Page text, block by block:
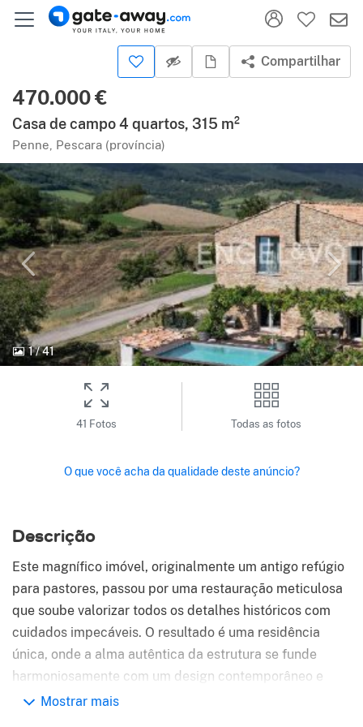
Compartilhar
470.000 €
Casa de campo 4 quartos, 315 m²
Penne, Pescara (província)
1/41
41 Fotos Todas as fotos
O que você acha da qualidade deste anúncio?
Descrição
Este magnífico imóvel, originalmente um antigo refúgio
para pastores, passou por uma restauração meticulosa
que soube valorizar todos os detalhes históricos com
cuidados impecáveis. O resultado é uma residência
única, onde a alma autêntica da estrutura se funde
harmoniosamente com um design contemporâneo e
refinado.Mostrar mais